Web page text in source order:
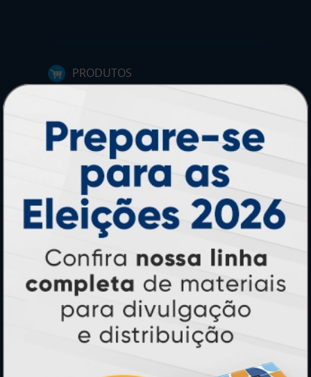
PRODUTOS
Pastas
Ímãs
Cartão de Visita
Folder, Flyer e Panfleto
Banners e Lonas
Calendários 2027
PAGUE COM